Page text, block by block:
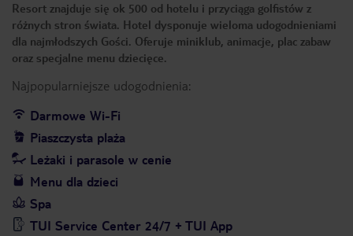
Resort znajduje się ok 500 od hotelu i przyciąga golfistów z
różnych stron świata. Hotel dysponuje wieloma udogodnieniami
dla najmłodszych Gości. Oferuje miniklub, animacje, plac zabaw
oraz specjalne menu dziecięce.
Najpopularniejsze udogodnienia:
Darmowe Wi-Fi
Piaszczysta plaża
Leżaki i parasole w cenie
Menu dla dzieci
Spa
TUI Service Center 24/7 + TUI App